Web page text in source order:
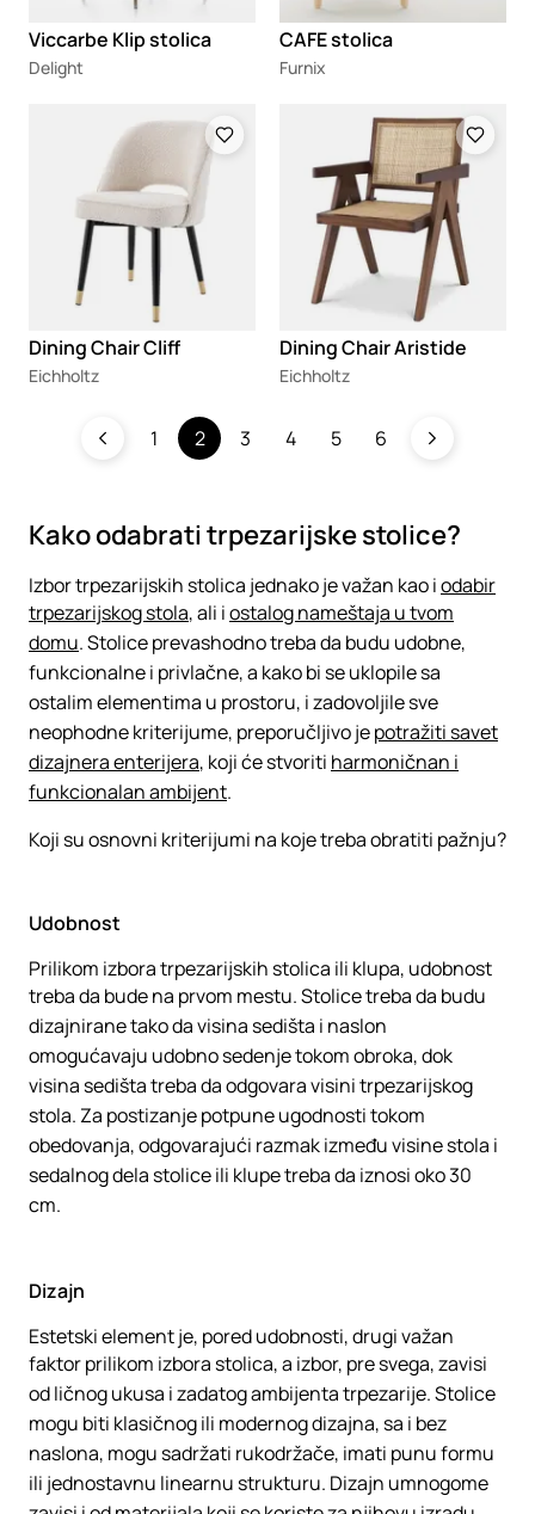
Viccarbe Klip stolica
Delight
CAFE stolica
Furnix
Dining Chair Cliff
Eichholtz
Dining Chair Aristide
Eichholtz
1 2 3 4 5 6
Kako odabrati trpezarijske stolice?
Izbor trpezarijskih stolica jednako je važan kao iodabir
trpezarijskog stola, ali iostalog nameštaja u tvom
domu. Stolice prevashodno treba da budu udobne,
funkcionalne i privlačne, a kako bi se uklopile sa
ostalim elementima u prostoru, i zadovoljile sve
neophodne kriterijume, preporučljivo jepotražiti savet
dizajnera enterijera, koji će stvoriti harmoničnan i
funkcionalan ambijent.
Koji su osnovni kriterijumi na koje treba obratiti pažnju?
Udobnost
Prilikom izbora trpezarijskih stolica ili klupa, udobnost
treba da bude na prvom mestu. Stolice treba da budu
dizajnirane tako da visina sedišta i naslon
omogućavaju udobno sedenje tokom obroka, dok
visina sedišta treba da odgovara visini trpezarijskog
stola. Za postizanje potpune ugodnosti tokom
obedovanja, odgovarajući razmak između visine stola i
sedalnog dela stolice ili klupe treba da iznosi oko 30
cm.
Dizajn
Estetski element je, pored udobnosti, drugi važan
faktor prilikom izbora stolica, a izbor, pre svega, zavisi
od ličnog ukusa i zadatog ambijenta trpezarije. Stolice
mogu biti klasičnog ili modernog dizajna, sa i bez
naslona, mogu sadržati rukodržače, imati punu formu
ili jednostavnu linearnu strukturu. Dizajn umnogome